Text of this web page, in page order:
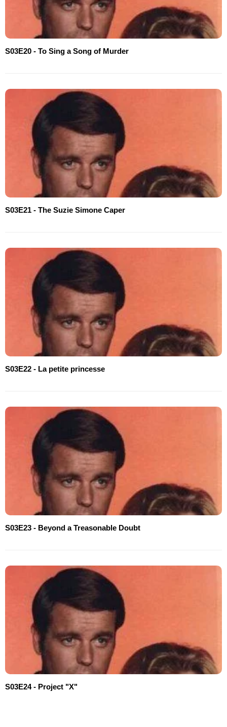
S03E20 - To Sing a Song of Murder
S03E21 - The Suzie Simone Caper
S03E22 - La petite princesse
S03E23 - Beyond a Treasonable Doubt
S03E24 - Project "X"